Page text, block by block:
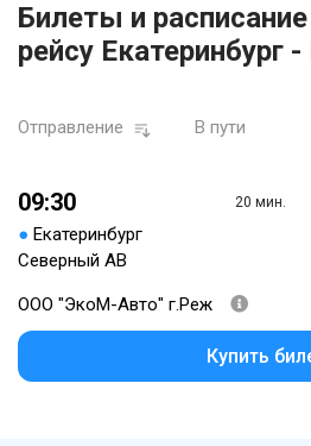
Билеты и
рейсу Екатеринбург
Отправление В пути
09:30
● Екатеринбург
Северный АВ
20 мин.
ООО "ЭкоМ-Авто" г.Реж
Купить